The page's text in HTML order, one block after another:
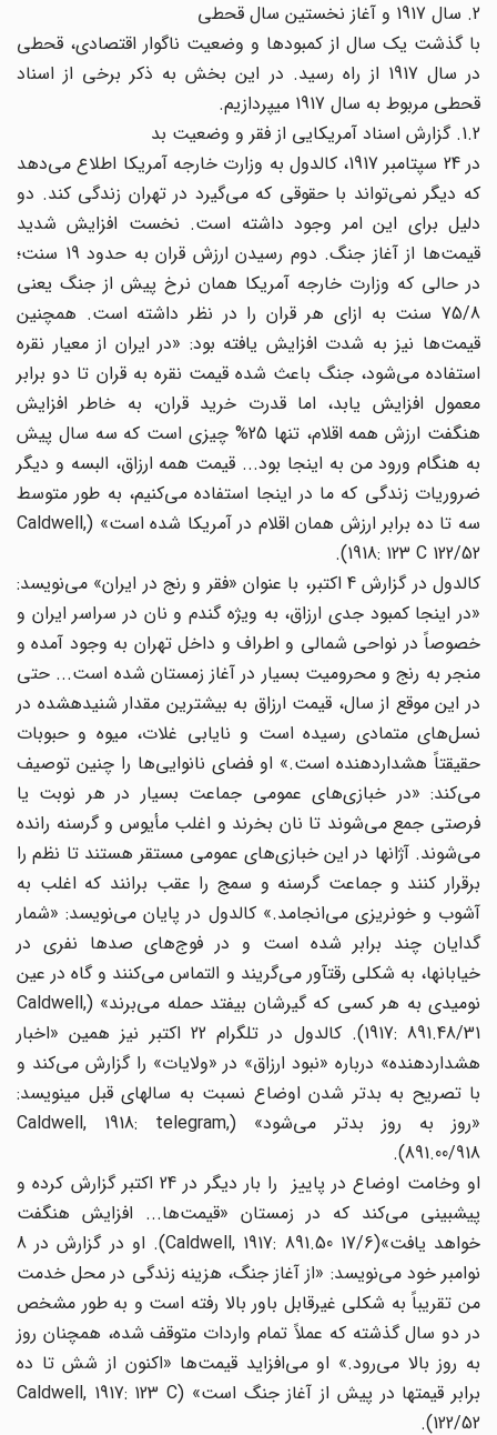
با گذشت یک سال از کمبودها و وضعیت ناگوار اقتصادی، قحطی
در سال 1917 از راه رسید. در این بخش به ذکر برخی از اسناد
قحطی مربوط به سال 1917 میپردازیم.
1.2. گزارش اسناد آمریکایی از فقر و وضعیت بد
در 24 سپتامبر 1917، کالدول به وزارت خارجه آمریکا اطلاع می‌‌دهد
که دیگر نمی‌‌تواند با حقوقی که می‌‌گیرد در تهران زندگی کند. دو
دلیل برای این امر وجود داشته است. نخست افزایش شدید
قیمت‌ها ‌‌از آغاز جنگ. دوم رسیدن ارزش قران به حدود 19 سنت؛
در حالی که وزارت خارجه آمریکا همان نرخ پیش از جنگ یعنی
75/8 سنت به ازای هر قران را در نظر داشته است. همچنین
قیمت‌ها نیز ‌‌به شدت افزایش یافته بود: «در ایران از معیار نقره
استفاده می‌‌شود، جنگ باعث شده قیمت نقره به قران تا دو برابر
معمول افزایش یابد، اما قدرت خرید قران، به خاطر افزایش
هنگفت ارزش همه اقلام، تنها 25% چیزی است که سه سال پیش
به هنگام ورود من به اینجا بود... قیمت همه ارزاق، البسه و دیگر
ضروریات زندگی که ما در اینجا استفاده می‌‌کنیم، به طور متوسط
سه تا ده برابر ارزش همان اقلام در آمریکا شده است» (Caldwell,
1918: 123 C 122/52).
کالدول در گزارش 4 اکتبر، با عنوان «فقر و رنج در ایران» می‌‌نویسد:
«در اینجا کمبود جدی ارزاق، به ویژه گندم و نان در سراسر ایران و
خصوصاً در نواحی شمالی و اطراف و داخل تهران به وجود آمده و
منجر به رنج و محرومیت بسیار در آغاز زمستان شده است... حتی
در این موقع از سال، قیمت ‌‌ارزاق به بیشترین مقدار شنیدهشده در
نسل‌های ‌‌متمادی رسیده است و نایابی غلات، میوه و حبوبات
حقیقتاً هشداردهنده است.» او فضای نانوایی‌ها ‌‌را چنین توصیف
می‌‌کند: «در خبازی‌های ‌‌عمومی جماعت بسیار در هر نوبت یا
فرصتی جمع می‌‌شوند تا نان بخرند و اغلب مأیوس و گرسنه رانده
می‌‌شوند. آژانها در این خبازی‌های ‌‌عمومی مستقر هستند تا نظم را
برقرار کنند و جماعت گرسنه و سمج را عقب برانند که اغلب به
آشوب و خونریزی می‌‌انجامد.» کالدول در پایان می‌‌نویسد: «شمار
گدایان چند برابر شده است و در فوج‌های ‌‌صدها نفری در
خیابانها، به شکلی رقتآور می‌‌گریند و التماس می‌‌کنند و گاه در عین
نومیدی به هر کسی که گیرشان بیفتد حمله می‌‌برند» (Caldwell,
1917: 891.48/31). کالدول در تلگرام 22 اکتبر نیز همین «اخبار
هشداردهنده» درباره «نبود ارزاق» در «ولایات» را گزارش می‌‌کند و
با تصریح به بدتر شدن اوضاع نسبت به سالهای قبل مینویسد:
«روز به روز بدتر می‌‌شود» (Caldwell, 1918: telegram,
891.00/918).
او وخامت اوضاع در پاییز را بار دیگر در 24 اکتبر گزارش کرده و
پیشبینی می‌‌کند که در زمستان «قیمت‌ها... افزایش هنگفت
خواهد یافت»(Caldwell, 1917: 891.50 17/6). او در گزارش در 8
نوامبر خود می‌‌نویسد: «از آغاز جنگ، هزینه زندگی در محل خدمت
من تقریباً به شکلی غیرقابل باور بالا رفته است و به طور مشخص
در دو سال گذشته که عملاً تمام واردات متوقف شده، همچنان روز
به روز بالا می‌‌رود.» او می‌‌افزاید قیمت‌ها ‌‌«اکنون از شش تا ده
برابر قیمتها در پیش از آغاز جنگ است» (Caldwell, 1917: 123 C
122/52).